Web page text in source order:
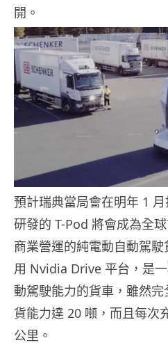
開。
預計瑞典當局會在明年 1
研發的 T-Pod 將會成為全
商業營運的純電動自動駕
用 Nvidia Drive 平台，是
動駕駛能力的貨車，雖然
貨能力達 20 噸，而且每次
公里。